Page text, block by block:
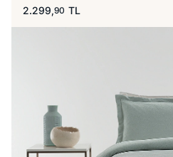
2.299,90 TL